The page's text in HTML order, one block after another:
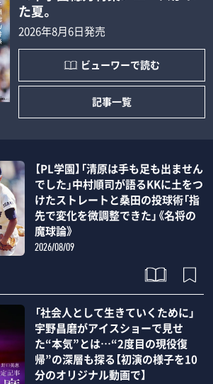
た夏。
2026年8月6日発売
ビューワーで読む
記事一覧
【PL学園】「清原は手も足も出ません
でした」中村順司が語るKKに土をつ
けたストレートと桑田の投球術「指
先で変化を微調整できた」《名将の
魔球論》
2026/08/09
「社会人として生きていくために」
宇野昌磨がアイスショーで見せ
た“本気”とは…“2度目の現役復
帰”の深層も探る【初演の様子を10
分のオリジナル動画で】